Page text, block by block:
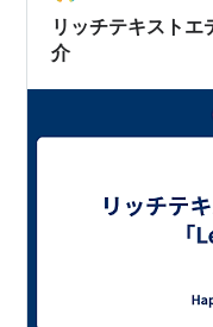
リッチテキスト
介